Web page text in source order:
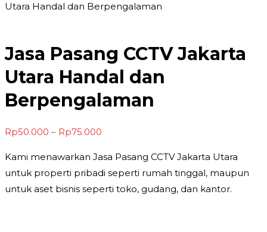
Utara Handal dan Berpengalaman
Jasa Pasang CCTV Jakarta
Utara Handal dan
Berpengalaman
Rp50.000 – Rp75.000
Rp50.000
hingga
Rp75.000
Kami menawarkan Jasa Pasang CCTV Jakarta Utara
untuk properti pribadi seperti rumah tinggal, maupun
untuk aset bisnis seperti toko, gudang, dan kantor.